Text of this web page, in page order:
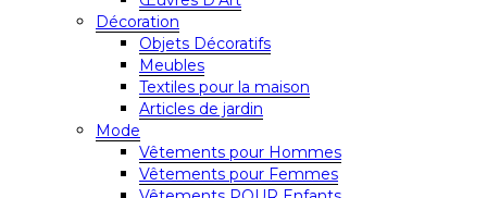
Décoration
Objets Décoratifs
Meubles
Textiles pour la maison
Articles de jardin
Mode
Vêtements pour Hommes
Vêtements pour Femmes